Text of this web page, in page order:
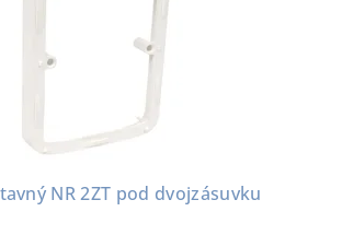
NR 2ZT pod dvojzásuvku